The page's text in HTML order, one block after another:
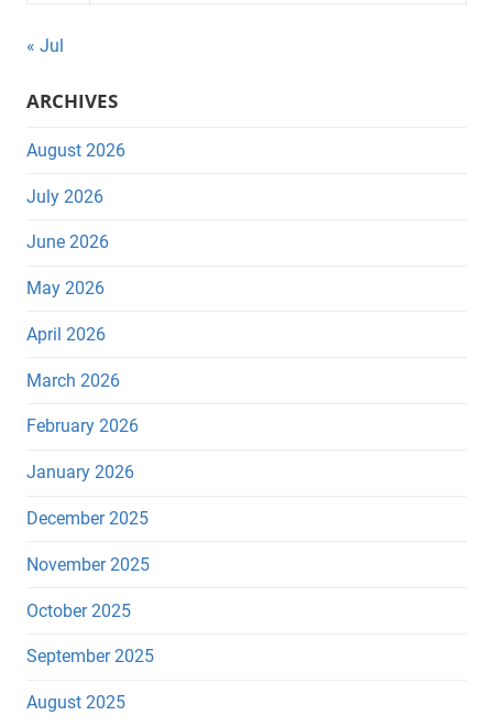
« Jul
ARCHIVES
August 2026
July 2026
June 2026
May 2026
April 2026
March 2026
February 2026
January 2026
December 2025
November 2025
October 2025
September 2025
August 2025